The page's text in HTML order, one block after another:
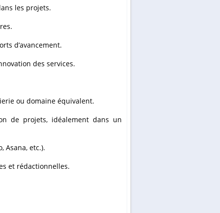
les projets.
d’avancement.
des services.
ou domaine équivalent.
de projets, idéalement dans un
Asana, etc.).
et rédactionnelles.